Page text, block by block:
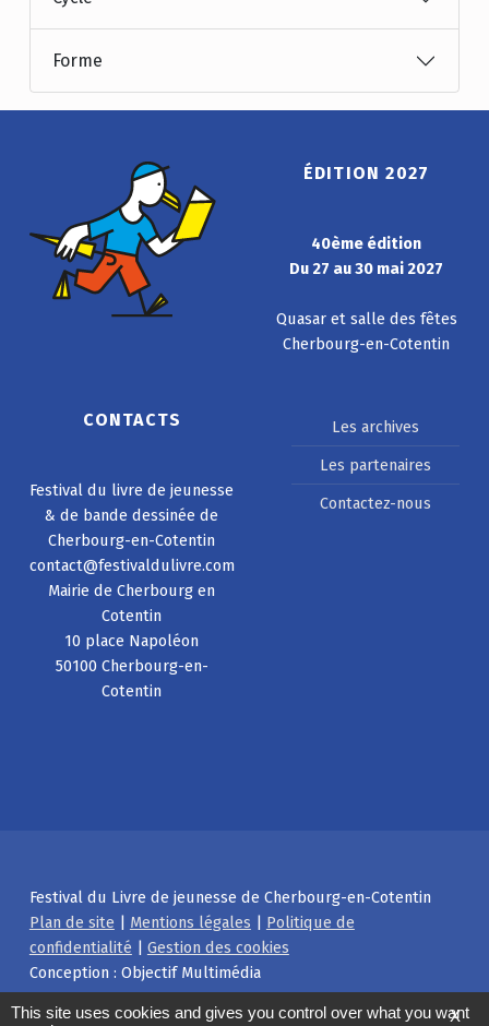
Forme
ÉDITION 2027
40ème édition
Du 27 au 30 mai 2027
Quasar et salle des fêtes
Cherbourg-en-Cotentin
CONTACTS
Festival du livre de jeunesse
& de bande dessinée de
Cherbourg-en-Cotentin
contact@festivaldulivre.com
Mairie de Cherbourg en
Cotentin
10 place Napoléon
50100 Cherbourg-en-
Cotentin
Les archives
Les partenaires
Contactez-nous
Festival du Livre de jeunesse de Cherbourg-en-Cotentin
Plan de site | Mentions légales | Politique de
confidentialité | Gestion des cookies
Conception : Objectif Multimédia
Facebook
Instagram
Back to top ↑ X
This site uses cookies and gives you control over what you want